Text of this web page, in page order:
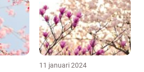
11 januari 2024